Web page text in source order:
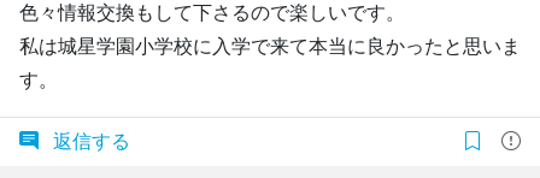
色々情報交換もして下さるので楽しいです。
私は城星学園小学校に入学で来て本当に良かったと思いま
す。
返信する